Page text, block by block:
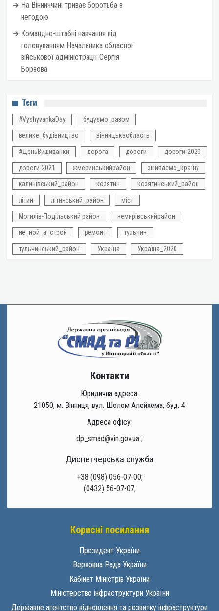
На Вінниччині триває боротьба з
негодою
Командно-штабні навчання під
головуванням Начальника обласної
військової адміністрації Сергія
Борзова
Теги
#VyshyvankaDay будуємо_разом
велике_будівництво вінницькаобласть
#ДеньВишиванки дорога дороги дороги-2020
дороги-2021 жмеринськийрайон зшиваємо_країну
калинівський_район козятин козятинський_район
літин літинський_район міст
Могилів-Подільський район немирівськийрайон
не_ной_а_строй ремонт тульчин
тульчинський_район Україна Україна_2020
Контакти
Юридична адреса:
21050, м. Вінниця, вул. Шолом Алейхема, буд. 4
Адреса офісу:
dp_smad@vin.gov.ua ;
Диспетчерська служба
+38 (098) 056-07-00;
(0432) 56-07-07;
Корисні посилання
Президент України
Верховна Рада України
Кабінет Міністрів України
Міністерство інфраструктури України
Державне агентство відновлення та розвитку інфраструктури